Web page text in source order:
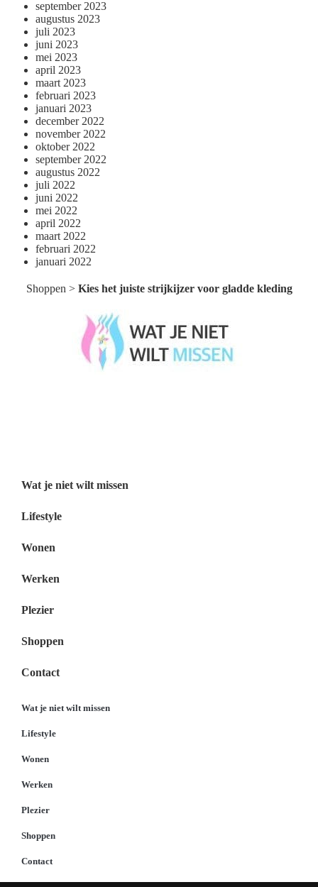
september 2023
augustus 2023
juli 2023
juni 2023
mei 2023
april 2023
maart 2023
februari 2023
januari 2023
december 2022
november 2022
oktober 2022
september 2022
augustus 2022
juli 2022
juni 2022
mei 2022
april 2022
maart 2022
februari 2022
januari 2022
Shoppen > Kies het juiste strijkijzer voor gladde kleding
Wat je niet wilt missen
Lifestyle
Wonen
Werken
Plezier
Shoppen
Contact
Wat je niet wilt missen
Lifestyle
Wonen
Werken
Plezier
Shoppen
Contact